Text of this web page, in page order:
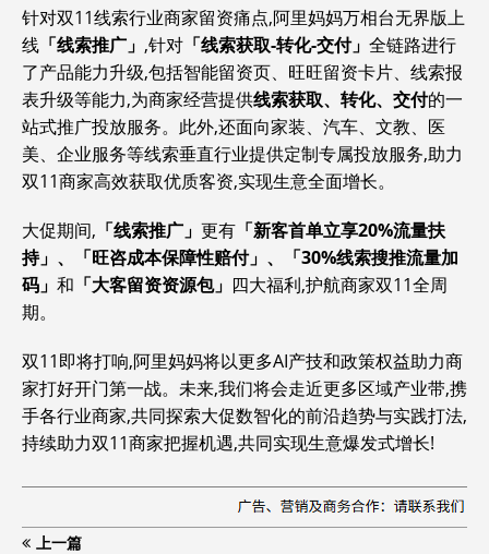
针对双11线索行业商家留资痛点,阿里妈妈万相台无界版上
线 「线索推广」 ,针对 「线索获取-转化-交付」 全链路进行
了产品能力升级,包括智能留资页、旺旺留资卡片、线索报
表升级等能力,为商家经营提供线索获取、转化、交付的一
站式推广投放服务。此外,还面向家装、汽车、文教、医
美、企业服务等线索垂直行业提供定制专属投放服务,助力
双11商家高效获取优质客资,实现生意全面增长。
大促期间, 「线索推广」 更有 「新客首单立享20%流量扶
持」、「旺咨成本保障性赔付」、「30%线索搜推流量加
码」 和 「大客留资资源包」 四大福利,护航商家双11全周
期。
双11即将打响,阿里妈妈将以更多AI产技和政策权益助力商
家打好开门第一战。未来,我们将会走近更多区域产业带,携
手各行业商家,共同探索大促数智化的前沿趋势与实践打法,
持续助力双11商家把握机遇,共同实现生意爆发式增长!
上一篇